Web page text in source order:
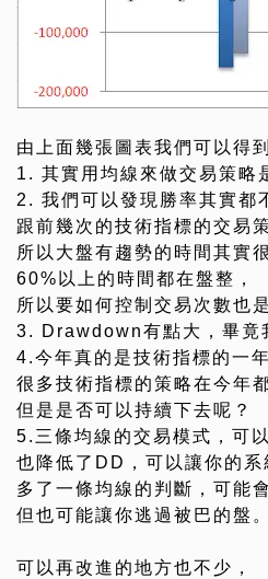
由上面幾張圖表我們可以得
1. 其實用均線來做交易策略
2. 我們可以發現勝率其實都
跟前幾次的技術指標的交易
所以大盤有趨勢的時間其實很
60%以上的時間都在盤整，
所以要如何控制交易次數也
3. Drawdown有點大，畢竟
4.今年真的是技術指標的一年
很多技術指標的策略在今年
但是是否可以持續下去呢？
5.三條均線的交易模式，可
也降低了DD，可以讓你的系
多了一條均線的判斷，可能
但也可能讓你逃過被巴的盤。
可以再改進的地方也不少，